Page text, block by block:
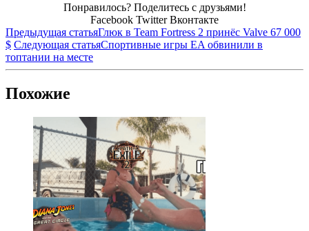
Понравилось? Поделитесь с друзьями!
Facebook Twitter Вконтакте
Предыдущая статьяГлюк в Team Fortress 2 принёс Valve 67 000
$ Следующая статьяСпортивные игры EA обвинили в
топтании на месте
Похожие